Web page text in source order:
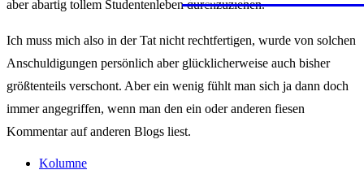
aber abartig tollem Studentenleben durchzuziehen.
Ich muss mich also in der Tat nicht rechtfertigen, wurde von solchen
Anschuldigungen persönlich aber glücklicherweise auch bisher
größtenteils verschont. Aber ein wenig fühlt man sich ja dann doch
immer angegriffen, wenn man den ein oder anderen fiesen
Kommentar auf anderen Blogs liest.
Kolumne